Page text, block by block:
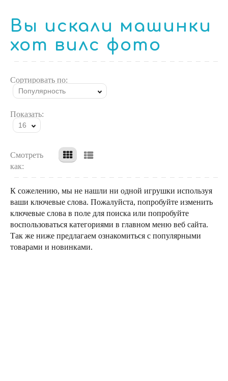
Вы искали машинки
хот вилс фото
Сортировать по:
Популярность
Показать:
16
Смотреть
как:
К сожелению, мы не нашли ни одной игрушки используя
ваши ключевые слова. Пожалуйста, попробуйте изменить
ключевые слова в поле для поиска или попробуйте
воспользоваться категориями в главном меню веб сайта.
Так же ниже предлагаем ознакомиться с популярными
товарами и новинками.